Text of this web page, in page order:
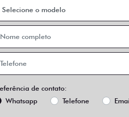
de contato:
Whatsapp
Telefone